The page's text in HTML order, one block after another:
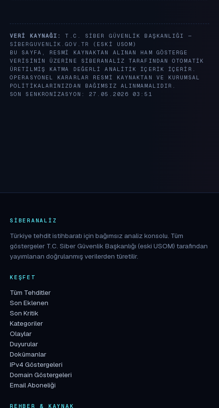
VERI KAYNAĞI:
T.C. SIBER GÜVENLIK BAŞKANLIĞI —
SIBERGUVENLIK.GOV.TR
(ESKI USOM)
BU SAYFA, RESMI KAYNAKTAN ALINAN HAM GÖSTERGE
VERISININ ÜZERINE SIBERANALIZ TARAFINDAN OTOMATIK
ÜRETILMIŞ KATMA DEĞERLI ANALITIK IÇERIK IÇERIR.
OPERASYONEL KARARLAR RESMI KAYNAKTAN VE KURUMSAL
POLITIKALARINIZDAN BAĞIMSIZ ALINMAMALIDIR.
SON SENKRONIZASYON: 27.05.2026 03:51
SIBERANALIZ
Türkiye tehdit istihbaratı için bağımsız analiz konsolu. Tüm
göstergeler T.C. Siber Güvenlik Başkanlığı (eski USOM) tarafından
yayımlanan doğrulanmış verilerden türetilir.
KEŞFET
Tüm Tehditler
Son Eklenen
Son Kritik
Kategoriler
Olaylar
Duyurular
Dokümanlar
IPv4 Göstergeleri
Domain Göstergeleri
Email Aboneliği
REHBER & KAYNAK